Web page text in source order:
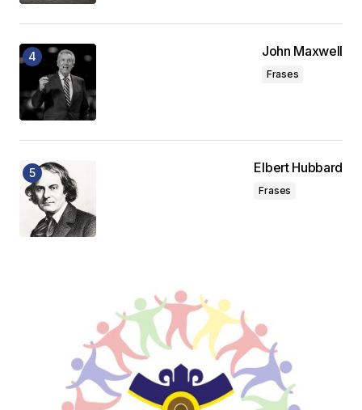
John Maxwell
Frases
Elbert Hubbard
Frases